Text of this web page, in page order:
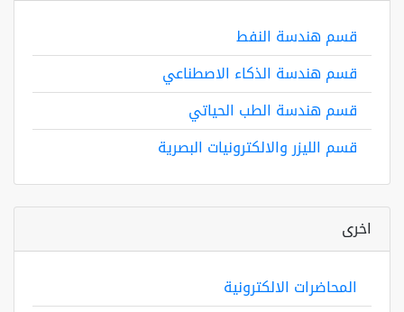
قسم هندسة النفط
قسم هندسة الذكاء الاصطناعي
قسم هندسة الطب الحياتي
قسم الليزر والالكترونيات البصرية
اخرى
المحاضرات الالكترونية